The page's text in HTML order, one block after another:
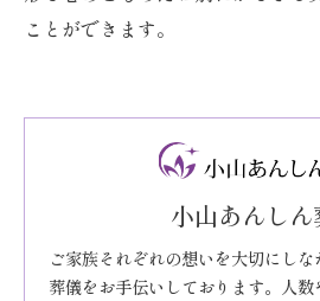
ことができます。
小山あんし
ご家族それぞれの想いを大切にし
葬儀をお手伝いしております。人数